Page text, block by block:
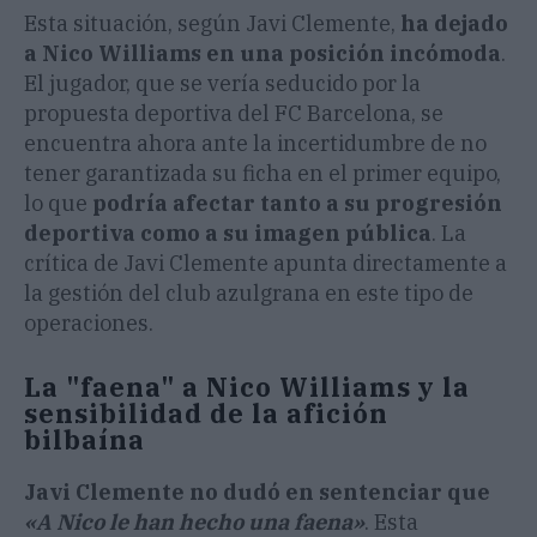
Esta situación, según Javi Clemente, ha dejado
a Nico Williams en una posición incómoda.
El jugador, que se vería seducido por la
propuesta deportiva del FC Barcelona, se
encuentra ahora ante la incertidumbre de no
tener garantizada su ficha en el primer equipo,
lo que podría afectar tanto a su progresión
deportiva como a su imagen pública. La
crítica de Javi Clemente apunta directamente a
la gestión del club azulgrana en este tipo de
operaciones.
La "faena" a Nico Williams y la
sensibilidad de la afición
bilbaína
Javi Clemente no dudó en sentenciar que
«A Nico le han hecho una faena». Esta